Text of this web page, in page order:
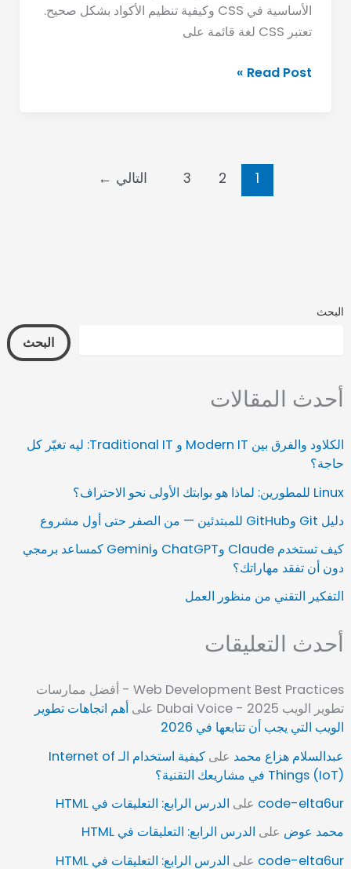
البحث
البحث
أحدث المقالات
الكلاود والفرق بين Modern IT و Traditional IT: ليه تغيّر كل
حاجة؟
Linux للمطورين: لماذا هو بوابتك الأولى نحو الاحتراف؟
دليل Git وGitHub للمبتدئين — من الصفر حتى أول مشروع
كيف تستخدم Claude وChatGPT وGemini كمساعد برمجي
دون أن تفقد مهاراتك؟
التفكير التقني من منظور العمل
أحدث التعليقات
Web Development Best Practices - أفضل ممارسات
تطوير الويب 2025 - Dubai Voice
على أهم اتجاهات تطوير
الويب التي يجب أن تتابعها في 2026
عبدالسلام هزاع محمد على
كيفية استخدام الـ Internet of
Things (IoT) في مشاريعك التقنية؟
code-elta6ur على الدرس الرابع: التعليقات في HTML
محمد عوض على الدرس الرابع: التعليقات في HTML
code-elta6ur على الدرس الرابع: التعليقات في HTML
الأساسية في CSS وكيفية تنظيم الأكواد بشكل صحيح.
تعتبر CSS لغة قائمة على
Read Post »
1
2
3 التالي ←